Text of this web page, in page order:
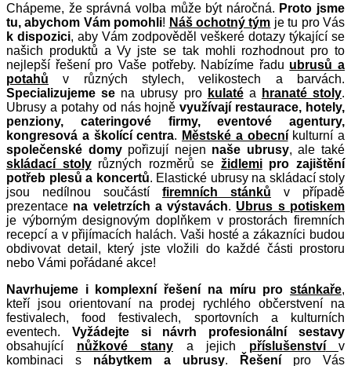
Chápeme, že správná volba může být náročná. Proto jsme
tu, abychom Vám pomohli! Náš ochotný tým je tu pro Vás
k dispozici, aby Vám zodpověděl veškeré dotazy týkající se
našich produktů a Vy jste se tak mohli rozhodnout pro to
nejlepší řešení pro Vaše potřeby. Nabízíme řadu ubrusů a
potahů v různých stylech, velikostech a barvách.
Specializujeme se na ubrusy pro kulatéa hranaté stoly.
Ubrusy a potahy od nás hojněvyužívají restaurace, hotely,
penziony, cateringové firmy, eventové agentury,
kongresová a školící centra. Městské a obecníkulturní a
společenské domypořizují nejen naše ubrusy, ale také
skládací stolyrůzných rozměrů se židlemi pro zajištění
potřeb plesů a koncertů. Elastické ubrusy na skládací stoly
jsou nedílnou součástí firemních stánků v případě
prezentace na veletrzích a výstavách. Ubrus s potiskem
je výborným designovým doplňkem v prostorách firemních
recepcí a v přijímacích halách. Vaši hosté a zákazníci budou
obdivovat detail, který jste vložili do každé části prostoru
nebo Vámi pořádané akce!
Navrhujeme i komplexní řešení na míru pro stánkaře,
kteří jsou orientovaní na prodej rychlého občerstvení na
festivalech, food festivalech, sportovních a kulturních
eventech. Vyžádejte si návrh profesionální sestavy
obsahující nůžkové stany a jejich příslušenství
v
kombinaci s nábytkem a ubrusy. Řešení pro Vás